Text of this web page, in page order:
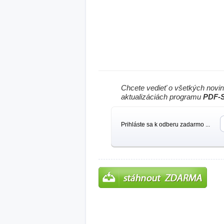
Chcete vedieť o všetkých
aktualizáciách programu PDF-
Prihláste sa k odberu zadarmo ...